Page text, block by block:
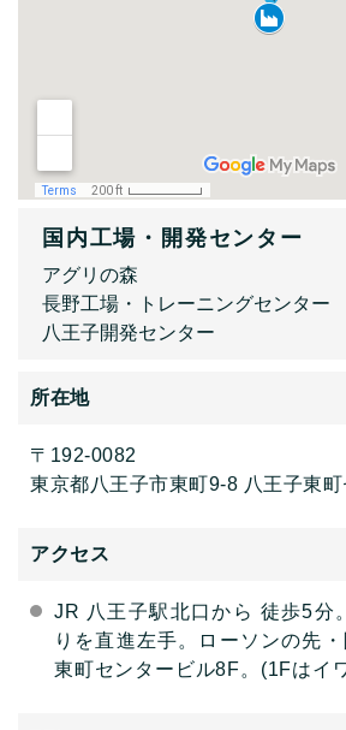
国内工場・開発センター
アグリの森
長野工場・トレーニングセンター
八王子開発センター
所在地
〒192-0082
東京都八王子市東町9-8 八王子東
アクセス
JR 八王子駅北口から 徒歩5分
りを直進左手。ローソンの先
東町センタービル8F。(1Fはイ